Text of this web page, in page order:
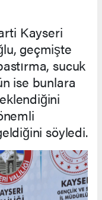
Kayseri
geçmişte
sucuk
ise bunlara
söyledi.